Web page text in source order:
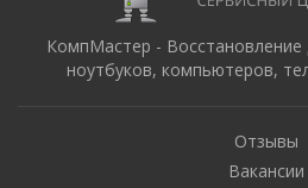
КомпМастер - Восстановление
ноутбуков, компьютеров,
Отзывы
Вакансии